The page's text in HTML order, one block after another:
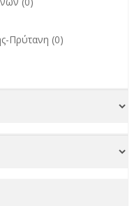
Πρύτανη (0)